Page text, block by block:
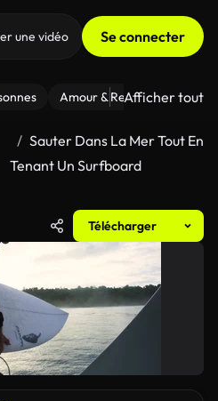
Se connecter
Amour & Relations Le
Afficher tout
Sauter Dans La Mer Tout En
Tenant Un Surfboard
Télécharger